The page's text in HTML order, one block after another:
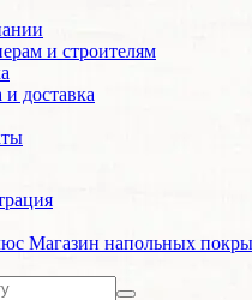
и строителям
доставка
Магазин напольных